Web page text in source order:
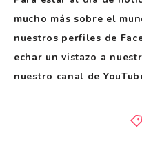
mucho más sobre el
nuestros perfiles de
echar un vistazo a
nuestro canal de